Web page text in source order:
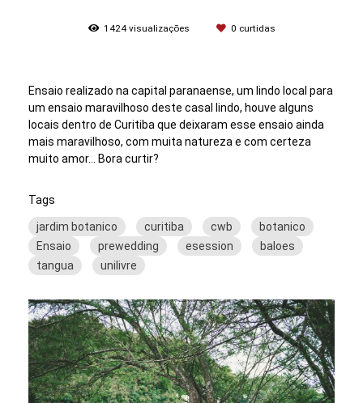
1424visualizações 0 curtidas
Ensaio realizado na capital paranaense, um lindo local para
um ensaio maravilhoso deste casal lindo, houve alguns
locais dentro de Curitiba que deixaram esse ensaio ainda
mais maravilhoso, com muita natureza e com certeza
muito amor... Bora curtir?
Tags
jardim botanico curitiba cwb
botanico
Ensaio
prewedding esession
baloes
tangua
unilivre